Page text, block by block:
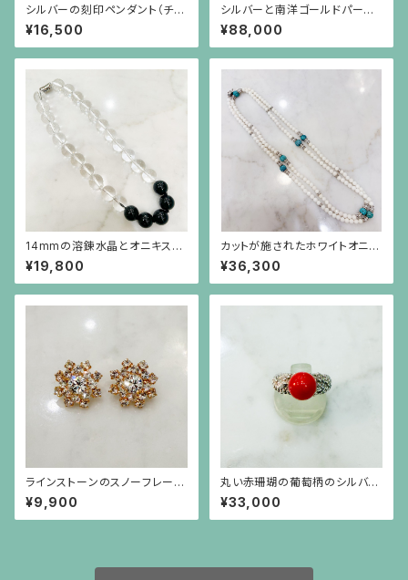
シルバーの刻印ペンダント（チェ
ーン別）
¥16,500
シルバーと南洋ゴールドパール
の葡萄のブローチ（小）
¥88,000
14mmの溶錬水晶とオニキスの
ネックレス
¥19,800
カットが施されたホワイトオニキ
スと円盤型の水晶、ロンデル、彫
りが施されたターコイズのロン
グネックレス
¥36,300
ラインストーンのスノーフレーク
のような金色ピアス（チタンポス
ト）
¥9,900
丸い赤珊瑚の葡萄柄のシルバー
台リング
¥33,000